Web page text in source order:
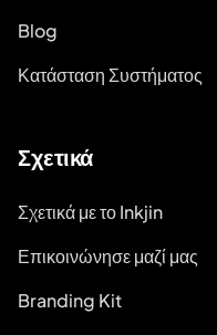
Blog
Κατάσταση Συστήματος
Σχετικά
Σχετικά με το Inkjin
Επικοινώνησε μαζί μας
Branding Kit